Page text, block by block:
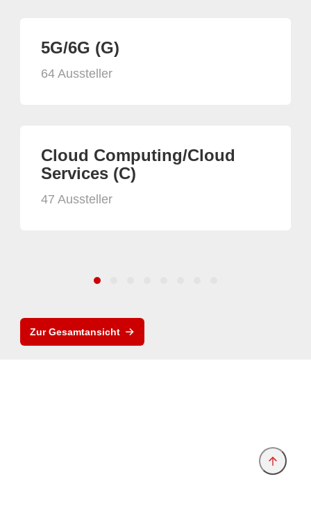
5G/6G (G)
64 Aussteller
Cloud Computing/Cloud
Services (C)
47 Aussteller
Zur Gesamtansicht